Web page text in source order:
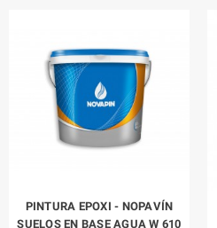
PINTURA EPOXI - NOPAVÍN
SUELOS EN BASE AGUA W 610